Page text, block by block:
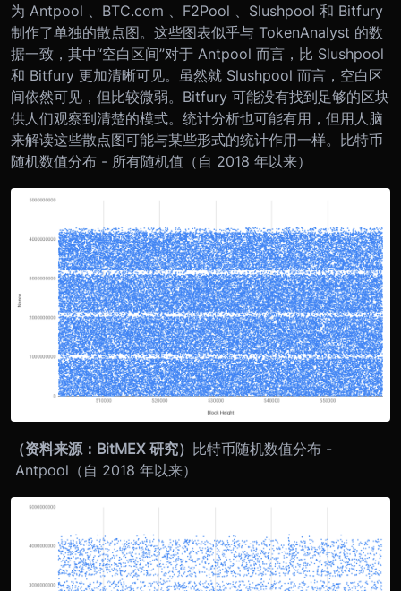
为 Antpool 、BTC.com 、F2Pool 、Slushpool 和 Bitfury
制作了单独的散点图。这些图表似乎与 TokenAnalyst 的数
据一致，其中“空白区间”对于 Antpool 而言，比 Slushpool
和 Bitfury 更加清晰可见。虽然就 Slushpool 而言，空白区
间依然可见，但比较微弱。Bitfury 可能没有找到足够的区块
供人们观察到清楚的模式。统计分析也可能有用，但用人脑
来解读这些散点图可能与某些形式的统计作用一样。 比特币
随机数值分布 - 所有随机值（自 2018 年以来）
（资料来源：BitMEX 研究） 比特币随机数值分布 -
Antpool（自 2018 年以来）